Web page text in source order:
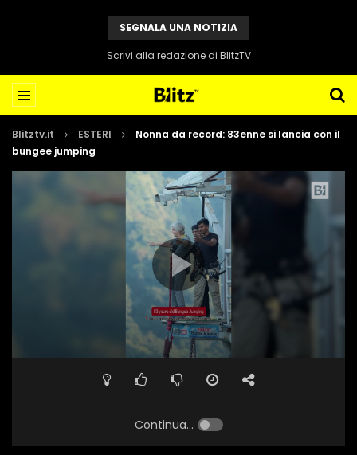
SEGNALA UNA NOTIZIA
Scrivi alla redazione di BlitzTV
Blitztv.it ESTERI
Nonna da record: 83enne si lancia con il
bungee jumping
Continua...